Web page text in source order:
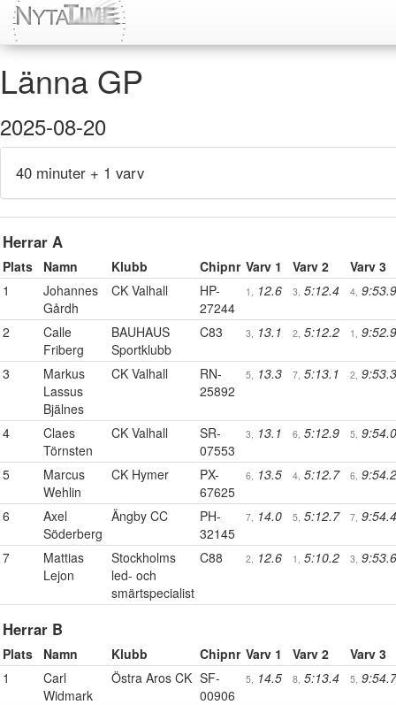
Länna GP
2025-08-20
40 minuter + 1 varv
Herrar A
Plats Namn Klubb Chipnr Varv 1 Varv 2
Varv 3
1
Johannes
Gårdh
CK Valhall
HP-
27244
1, 12.6 3, 5:12.4 4, 9:53.9
2
Calle
Friberg
BAUHAUS
Sportklubb
C83 3, 13.1 2, 5:12.2 1, 9:52.9
3
Markus
Lassus
Bjälnes
CK Valhall
RN-
25892
5, 13.3 7, 5:13.1 2, 9:53.3
4
Claes
Törnsten
CK Valhall
SR-
07553
3, 13.1 6, 5:12.9 5, 9:54.0
5
Marcus
Wehlin
CK Hymer
PX-
67625
6, 13.5 4, 5:12.7 6, 9:54.2
6
Axel
Söderberg
Ängby CC
PH-
32145
7, 14.0 5, 5:12.7 7, 9:54.4
7
Mattias
Lejon
Stockholms
led- och
smärtspecialist
C88 2, 12.6 1, 5:10.2 3, 9:53.6
Herrar B
Plats Namn Klubb Chipnr Varv 1 Varv 2
Varv 3
1
Carl
Widmark
Östra Aros CK SF-
00906
5, 14.5 8, 5:13.4 5, 9:54.7